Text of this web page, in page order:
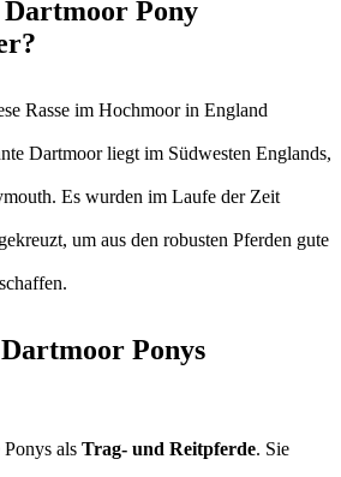
Pony
Rasse im Hochmoor in England
Dartmoor liegt im Südwesten Englands,
Es wurden im Laufe der Zeit
um aus den robusten Pferden gute
Ponys
als Trag- und Reitpferde. Sie